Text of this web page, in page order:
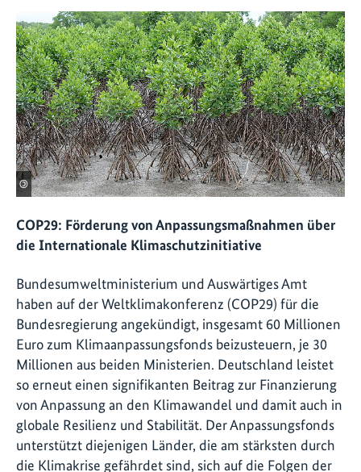
©
COP29: Förderung von Anpassungsmaßnahmen über
die Internationale Klimaschutzinitiative
Bundesumweltministerium und Auswärtiges Amt
haben auf der Weltklimakonferenz (COP29) für die
Bundesregierung angekündigt, insgesamt 60 Millionen
Euro zum Klimaanpassungsfonds beizusteuern, je 30
Millionen aus beiden Ministerien. Deutschland leistet
so erneut einen signifikanten Beitrag zur Finanzierung
von Anpassung an den Klimawandel und damit auch in
globale Resilienz und Stabilität. Der Anpassungsfonds
unterstützt diejenigen Länder, die am stärksten durch
die Klimakrise gefährdet sind, sich auf die Folgen der